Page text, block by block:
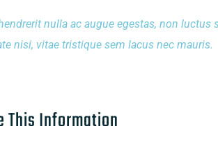
nulla ac augue egestas, non
nisi, vitae tristique sem lacus nec mauris.
This Information